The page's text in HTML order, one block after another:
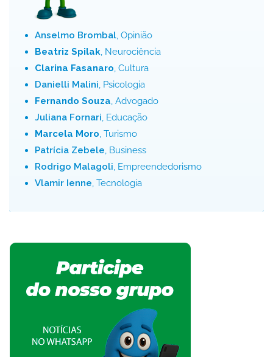
Anselmo Brombal, Opinião
Beatriz Spilak, Neurociência
Clarina Fasanaro, Cultura
Danielli Malini, Psicologia
Fernando Souza, Advogado
Juliana Fornari, Educação
Marcela Moro, Turismo
Patrícia Zebele, Business
Rodrigo Malagoli, Empreendedorismo
Vlamir Ienne, Tecnologia